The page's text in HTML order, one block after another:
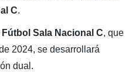
C.
Sala Nacional C, que
2024, se desarrollará
dual.